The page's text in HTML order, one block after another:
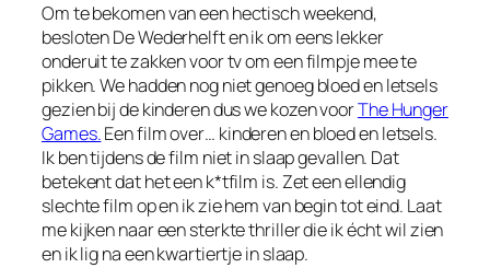
Om te bekomen van een hectisch weekend,
besloten De Wederhelft en ik om eens lekker
onderuit te zakken voor tv om een filmpje mee te
pikken. We hadden nog niet genoeg bloed en letsels
gezien bij de kinderen dus we kozen voorThe Hunger
Games.Een film over… kinderen en bloed en letsels.
Ik ben tijdens de film niet in slaap gevallen. Dat
betekent dat het een k*tfilm is. Zet een ellendig
slechte film op en ik zie hem van begin tot eind. Laat
me kijken naar een sterkte thriller die ik écht wil zien
en ik lig na een kwartiertje in slaap.